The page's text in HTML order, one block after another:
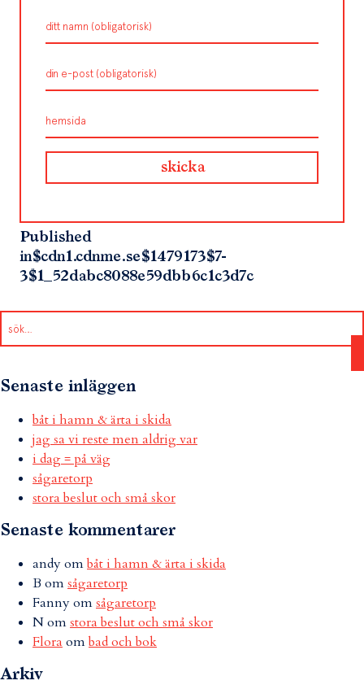
Published
in$cdn1.cdnme.se$1479173$7-
3$1_52dabc8088e59dbb6c1c3d7c
Senaste inläggen
båt i hamn & ärta i skida
jag sa vi reste men aldrig var
i dag = på väg
sågaretorp
stora beslut och små skor
Senaste kommentarer
andyombåt i hamn & ärta i skida
B omsågaretorp
Fannyomsågaretorp
Nomstora beslut och små skor
Flora ombad och bok
Arkiv